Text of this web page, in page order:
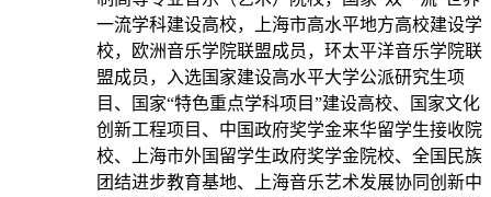
一流学科建设高校，上海市高水平地方高校建设学
校，欧洲音乐学院联盟成员，环太平洋音乐学院联
盟成员，入选国家建设高水平大学公派研究生项
目、国家“特色重点学科项目”建设高校、国家文化
创新工程项目、中国政府奖学金来华留学生接收院
校、上海市外国留学生政府奖学金院校、全国民族
团结进步教育基地、上海音乐艺术发展协同创新中